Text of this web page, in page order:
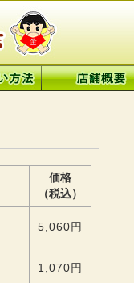
価格
（税込）
5,060円
1,070円